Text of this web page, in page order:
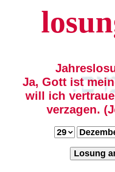
Ja, Gott ist
will ich
verzagen.
Losung